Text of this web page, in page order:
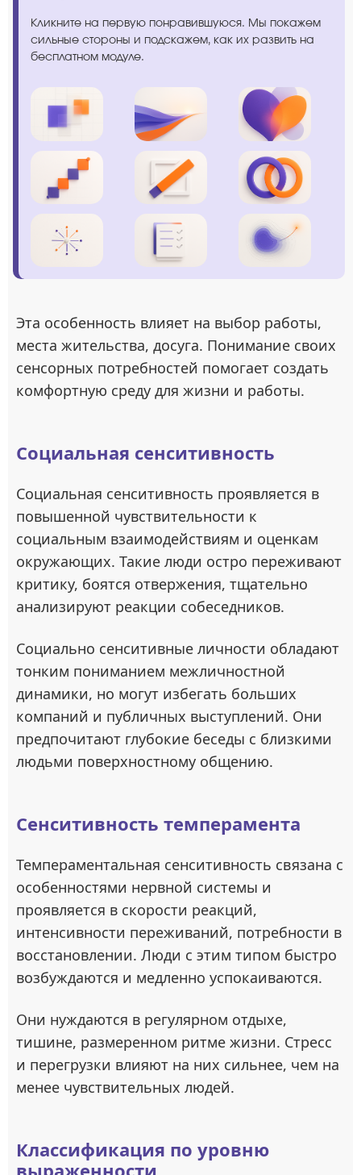
Кликните на первую понравившуюся. Мы покажем
сильные стороны и подскажем, как их развить на
бесплатном модуле.
Эта особенность влияет на выбор работы,
места жительства, досуга. Понимание своих
сенсорных потребностей помогает создать
комфортную среду для жизни и работы.
Социальная сенситивность
Социальная сенситивность проявляется в
повышенной чувствительности к
социальным взаимодействиям и оценкам
окружающих. Такие люди остро переживают
критику, боятся отвержения, тщательно
анализируют реакции собеседников.
Социально сенситивные личности обладают
тонким пониманием межличностной
динамики, но могут избегать больших
компаний и публичных выступлений. Они
предпочитают глубокие беседы с близкими
людьми поверхностному общению.
Сенситивность темперамента
Темпераментальная сенситивность связана с
особенностями нервной системы и
проявляется в скорости реакций,
интенсивности переживаний, потребности в
восстановлении. Люди с этим типом быстро
возбуждаются и медленно успокаиваются.
Они нуждаются в регулярном отдыхе,
тишине, размеренном ритме жизни. Стресс
и перегрузки влияют на них сильнее, чем на
менее чувствительных людей.
Классификация по уровню